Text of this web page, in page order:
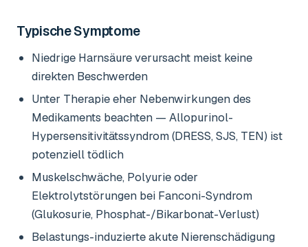
Typische Symptome
Niedrige Harnsäure verursacht meist keine
direkten Beschwerden
Unter Therapie eher Nebenwirkungen des
Medikaments beachten — Allopurinol-
Hypersensitivitätssyndrom (DRESS, SJS, TEN) ist
potenziell tödlich
Muskelschwäche, Polyurie oder
Elektrolytstörungen bei Fanconi-Syndrom
(Glukosurie, Phosphat-/Bikarbonat-Verlust)
Belastungs-induzierte akute Nierenschädigung